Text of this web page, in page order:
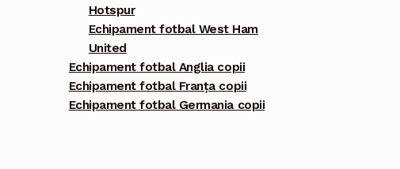
Hotspur
Echipament fotbal West Ham
United
Echipament fotbal Anglia copii
Echipament fotbal Franța copii
Echipament fotbal Germania copii